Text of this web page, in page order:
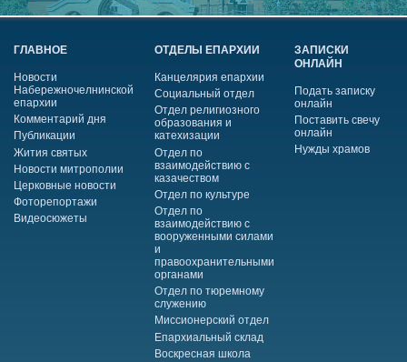
ГЛАВНОЕ
Новости
Набережночелнинской
епархии
Комментарий дня
Публикации
Жития святых
Новости митрополии
Церковные новости
Фоторепортажи
Видеосюжеты
ОТДЕЛЫ ЕПАРХИИ
Канцелярия епархии
Социальный отдел
Отдел религиозного
образования и
катехизации
Отдел по
взаимодействию с
казачеством
Отдел по культуре
Отдел по
взаимодействию с
вооруженными силами
и
правоохранительными
органами
Отдел по тюремному
служению
Миссионерский отдел
Епархиальный склад
Воскресная школа
ЗАПИСКИ
ОНЛАЙН
Подать записку
онлайн
Поставить свечу
онлайн
Нужды храмов